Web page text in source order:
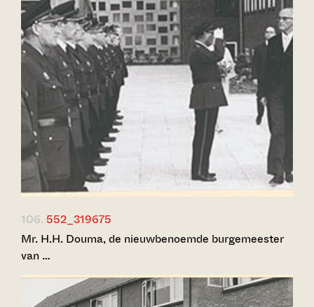
106. 552_319675
Mr. H.H. Douma, de nieuwbenoemde burgemeester
van …